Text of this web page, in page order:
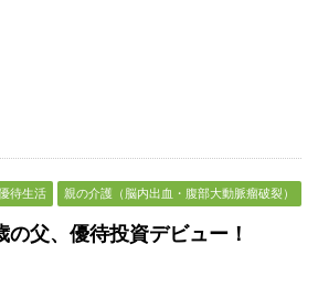
待生活 親の介護（脳内出血・腹部大動脈瘤破裂）
の父、優待投資デビュー！